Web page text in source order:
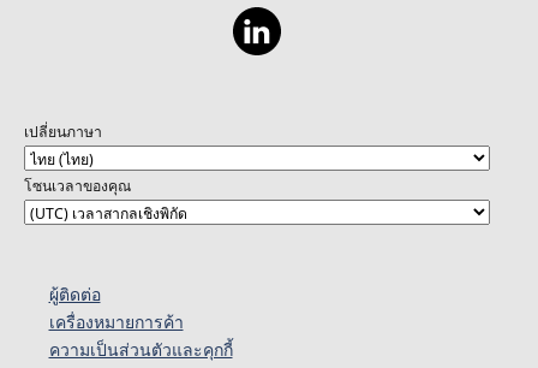
เปลี่ยนภาษา
โซนเวลาของคุณ
ผู้ติดต่อ
เครื่องหมายการค้า
ความเป็นส่วนตัวและคุกกี้